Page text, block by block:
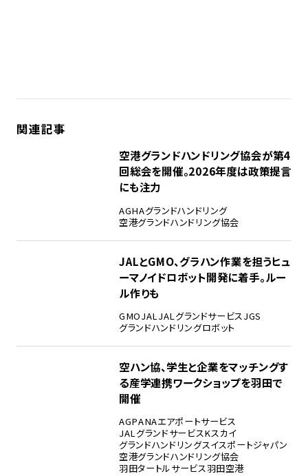
関連記事
空港グランドハンドリング協会が第4
回総会を開催。2026年度は政策提言
にも注力
AGHAグランドハンドリング
空港グランドハンドリング協会
JALとGMO、グラハン作業を担うヒュ
ーマノイドロボット開発に着手。ルー
ル作りも
GMOJALJALグランドサービスJGS
グランドハンドリングロボット
空ハン協、学生と企業をマッチングす
る産学連携ワークショップを羽田で
開催
AGPANAエアポートサービス
JALグランドサービスKスカイ
グランドハンドリングスイスポートジャパン
空港グランドハンドリング協会
羽田タートルサービス羽田空港